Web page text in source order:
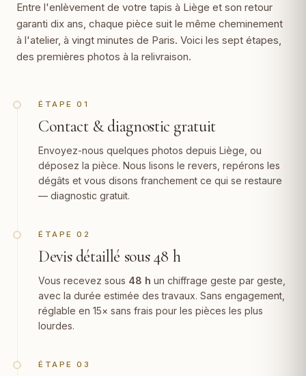
Entre l'enlèvement de votre tapis à Liège et son retour
garanti dix ans, chaque pièce suit le même cheminement
à l'atelier, à vingt minutes de Paris. Voici les sept étapes,
des premières photos à la relivraison.
ÉTAPE 01
Contact & diagnostic gratuit
Envoyez-nous quelques photos depuis Liège, ou
déposez la pièce. Nous lisons le revers, repérons les
dégâts et vous disons franchement ce qui se restaure
— diagnostic gratuit.
ÉTAPE 02
Devis détaillé sous 48 h
Vous recevez sous 48 h un chiffrage geste par geste,
avec la durée estimée des travaux. Sans engagement,
réglable en 15× sans frais pour les pièces les plus
lourdes.
ÉTAPE 03